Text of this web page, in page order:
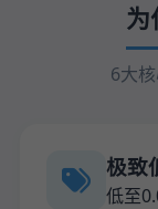
6大
极致
低至